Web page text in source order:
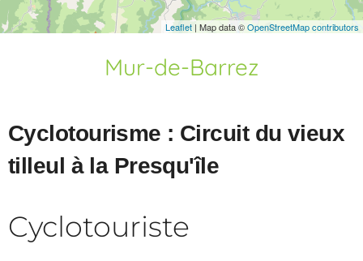
Leaflet | Map data ©OpenStreetMap contributors
Mur-de-Barrez
Cyclotourisme : Circuit du vieux
tilleul à la Presqu'île
Cyclotouriste